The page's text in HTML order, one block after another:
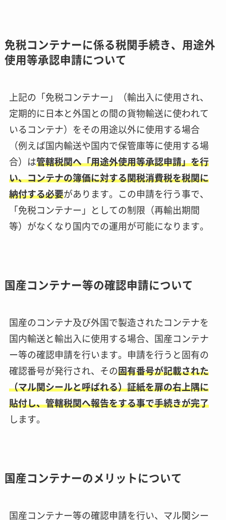
免税コンテナーに係る税関手続き、用途外
使用等承認申請について
上記の「免税コンテナー」（輸出入に使用され、
定期的に日本と外国との間の貨物輸送に使われて
いるコンテナ）をその用途以外に使用する場合
（例えば国内輸送や国内で保管庫等に使用する場
合）は管轄税関へ「用途外使用等承認申請」を行
い、コンテナの簿価に対する関税消費税を税関に
納付する必要があります。この申請を行う事で、
「免税コンテナー」としての制限（再輸出期間
等）がなくなり国内での運用が可能になります。
国産コンテナー等の確認申請について
国産のコンテナ及び外国で製造されたコンテナを
国内輸送と輸出入に使用する場合、国産コンテナ
ー等の確認申請を行います。申請を行うと固有の
確認番号が発行され、その固有番号が記載された
（マル関シールと呼ばれる）証紙を扉の右上隅に
貼付し、管轄税関へ報告をする事で手続きが完了
します。
国産コンテナーのメリットについて
国産コンテナー等の確認申請を行い、マル関シー